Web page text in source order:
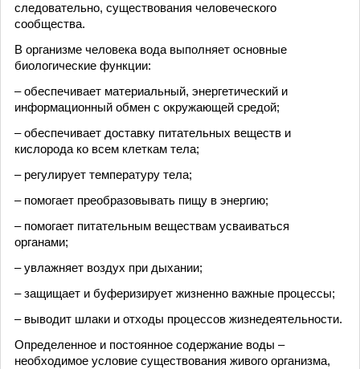
следовательно, существования человеческого
сообщества.
В организме человека вода выполняет основные
биологические функции:
– обеспечивает материальный, энергетический и
информационный обмен с окружающей средой;
– обеспечивает доставку питательных веществ и
кислорода ко всем клеткам тела;
– регулирует температуру тела;
– помогает преобразовывать пищу в энергию;
– помогает питательным веществам усваиваться
органами;
– увлажняет воздух при дыхании;
– защищает и буферизирует жизненно важные процессы;
– выводит шлаки и отходы процессов жизнедеятельности.
Определенное и постоянное содержание воды –
необходимое условие существования живого организма,